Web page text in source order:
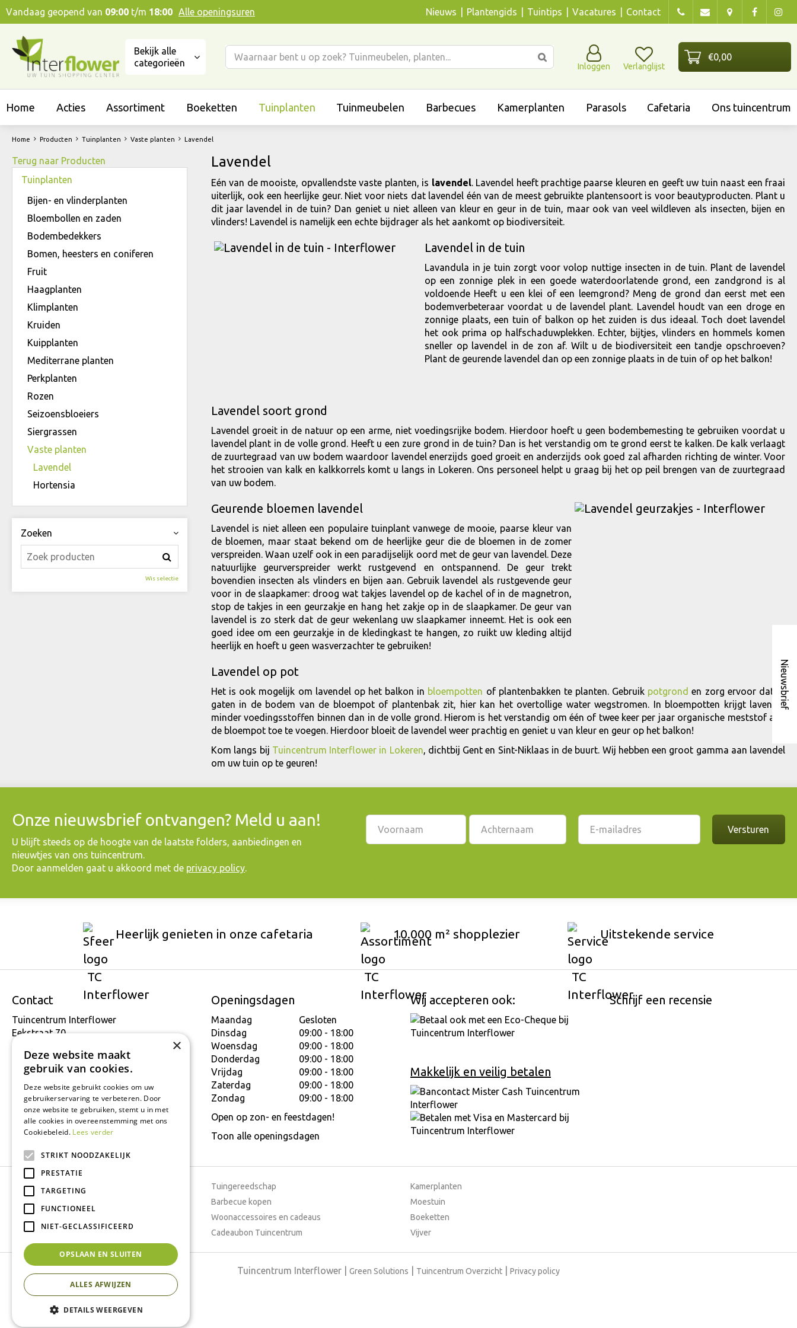
Ga
naar
Home Producten Tuinplanten Vaste planten Lavendel
Vandaag geopend van 09:00 t/m 18:00 Alle openingsuren Nieuws Plantengids Tuintips Vacatures Contact
Bekijk alle
categorieën
Inloggen Verlanglijst
Home Acties Assortiment Boeketten Tuinplanten Tuinmeubelen Barbecues Kamerplanten Parasols Cafetaria Ons tuincentrum
Lavendel
Eén van de mooiste, opvallendste vaste planten, is lavendel. Lavendel heeft prachtige paarse kleuren en geeft uw tuin naast een fraai
uiterlijk, ook een heerlijke geur. Niet voor niets dat lavendel één van de meest gebruikte plantensoort is voor beautyproducten. Plant u
dit jaar lavendel in de tuin? Dan geniet u niet alleen van kleur en geur in de tuin, maar ook van veel wildleven als insecten, bijen en
vlinders! Lavendel is namelijk een echte bijdrager als het aankomt op biodiversiteit.
Lavendel in de tuin
Lavandula in je tuin zorgt voor volop nuttige insecten in de tuin. Plant de lavendel
op een zonnige plek in een goede waterdoorlatende grond, een zandgrond is al
voldoende Heeft u een klei of een leemgrond? Meng de grond dan eerst met een
bodemverbeteraar voordat u de lavendel plant. Lavendel houdt van een droge en
zonnige plaats, een tuin of balkon op het zuiden is dus ideaal. Toch doet lavendel
het ook prima op halfschaduwplekken. Echter, bijtjes, vlinders en hommels komen
sneller op lavendel in de zon af. Wilt u de biodiversiteit een tandje opschroeven?
Plant de geurende lavendel dan op een zonnige plaats in de tuin of op het balkon!
Lavendel soort grond
Lavendel groeit in de natuur op een arme, niet voedingsrijke bodem. Hierdoor hoeft u geen bodembemesting te gebruiken voordat u
lavendel plant in de volle grond. Heeft u een zure grond in de tuin? Dan is het verstandig om te grond eerst te kalken. De kalk verlaagt
de zuurtegraad van uw bodem waardoor lavendel enerzijds goed groeit en anderzijds ook goed zal afharden richting de winter. Voor
het strooien van kalk en kalkkorrels komt u langs in Lokeren. Ons personeel helpt u graag bij het op peil brengen van de zuurtegraad
van uw bodem.
Geurende bloemen lavendel
Lavendel is niet alleen een populaire tuinplant vanwege de mooie, paarse kleur van
de bloemen, maar staat bekend om de heerlijke geur die de bloemen in de zomer
verspreiden. Waan uzelf ook in een paradijselijk oord met de geur van lavendel. Deze
natuurlijke geurverspreider werkt rustgevend en ontspannend. De geur trekt
bovendien insecten als vlinders en bijen aan. Gebruik lavendel als rustgevende geur
voor in de slaapkamer: droog wat takjes lavendel op de kachel of in de magnetron,
stop de takjes in een geurzakje en hang het zakje op in de slaapkamer. De geur van
lavendel is zo sterk dat de geur wekenlang uw slaapkamer inneemt. Het is ook een
goed idee om een geurzakje in de kledingkast te hangen, zo ruikt uw kleding altijd
heerlijk en hoeft u geen wasverzachter te gebruiken!
Lavendel op pot
Het is ook mogelijk om lavendel op het balkon in bloempotten of plantenbakken te planten. Gebruik potgrond en zorg ervoor dat er
gaten in de bodem van de bloempot of plantenbak zit, hier kan het overtollige water wegstromen. In bloempotten krijgt lavendel
minder voedingsstoffen binnen dan in de volle grond. Hierom is het verstandig om één of twee keer per jaar organische meststof aan
de bloempot toe te voegen. Hierdoor bloeit de lavendel weer prachtig en geniet u van kleur en geur op het balkon!
Kom langs bij Tuincentrum Interflower in Lokeren, dichtbij Gent en Sint-Niklaas in de buurt. Wij hebben een groot gamma aan lavendel
om uw tuin op te geuren!
Terug naar Producten
Tuinplanten
Bijen- en vlinderplanten
Bloembollen en zaden
Bodembedekkers
Bomen, heesters en coniferen
Fruit
Haagplanten
Klimplanten
Kruiden
Kuipplanten
Mediterrane planten
Perkplanten
Rozen
Seizoensbloeiers
Siergrassen
Vaste planten
Lavendel
Hortensia
Zoeken
Wis selectie
Onze nieuwsbrief ontvangen? Meld u aan!
​U blijft steeds op de hoogte van de laatste folders, aanbiedingen en
nieuwtjes van ons tuincentrum.
Door aanmelden gaat u akkoord met de privacy policy.
Heerlijk genieten in onze cafetaria 10.000 m² shopplezier Uitstekende service
Contact
Tuincentrum Interflower
Eekstraat 70
+32 934 806 03
info@interflower.be
Openingsdagen
Maandag
Gesloten
Dinsdag
09:00 - 18:00
Woensdag
09:00 - 18:00
Donderdag
09:00 - 18:00
Vrijdag
09:00 - 18:00
Zaterdag
09:00 - 18:00
Zondag
09:00 - 18:00
Open op zon- en feestdagen!
Toon alle openingsdagen
Wij accepteren ook:
Makkelijk en veilig betalen
Schrijf een recensie
Tuincentrum
Dierenwinkel
Tuinplanten
Cafetaria
Tuingereedschap
Barbecue kopen
Woonaccessoires en cadeaus
Cadeaubon Tuincentrum
Kamerplanten
Moestuin
Boeketten
Vijver
Tuincentrum Interflower Green Solutions Tuincentrum Overzicht Privacy policy
Nieuwsbrief
×
Deze website maakt
gebruik van cookies.
Deze website gebruikt cookies om uw
gebruikerservaring te verbeteren. Door
onze website te gebruiken, stemt u in met
alle cookies in overeenstemming met ons
Cookiebeleid. Lees verder
STRIKT NOODZAKELIJK
PRESTATIE
TARGETING
FUNCTIONEEL
NIET-GECLASSIFICEERD
OPSLAAN EN SLUITEN
ALLES AFWIJZEN
DETAILS WEERGEVEN